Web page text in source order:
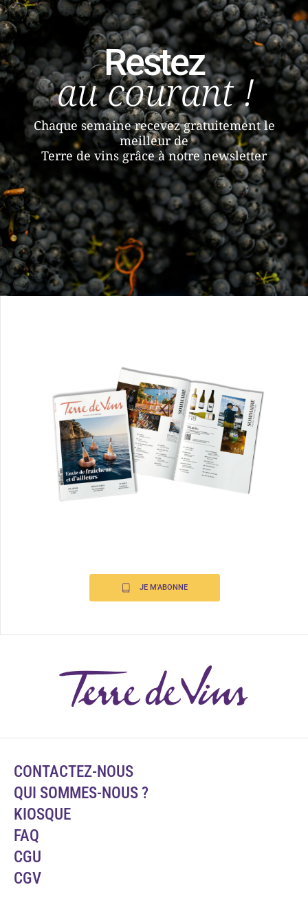
Restez
au courant !
Chaque semaine recevez gratuitement le
meilleur de
Terre de vins grâce à notre newsletter
JE M'ABONNE
CONTACTEZ-NOUS
QUI SOMMES-NOUS ?
KIOSQUE
FAQ
CGU
CGV